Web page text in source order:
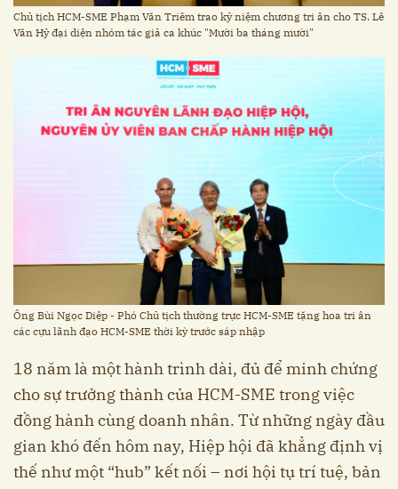
Chủ tịch HCM-SME Phạm Văn Triêm trao kỷ niệm chương tri ân cho TS. Lê
Văn Hỷ đại diện nhóm tác giả ca khúc "Mười ba tháng mười"
Ông Bùi Ngọc Diệp - Phó Chủ tịch thường trực HCM-SME tặng hoa tri ân
các cựu lãnh đạo HCM-SME thời kỳ trước sáp nhập
18 năm là một hành trình dài, đủ để minh chứng
cho sự trưởng thành của HCM-SME trong việc
đồng hành cùng doanh nhân. Từ những ngày đầu
gian khó đến hôm nay, Hiệp hội đã khẳng định vị
thế như một “hub” kết nối – nơi hội tụ trí tuệ, bản